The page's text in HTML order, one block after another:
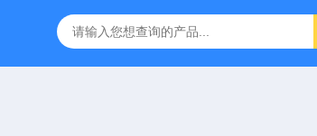
密封测漏仪 密封检测设备